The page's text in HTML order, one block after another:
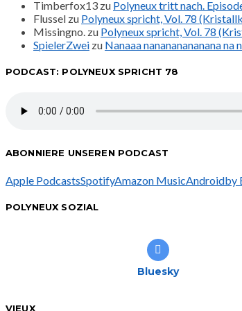
Timberfox13 zu Polyneux tritt nach.
Flussel zu Polyneux spricht, Vol. 78
Missingno. zu Polyneux spricht, Vol. 78
SpielerZwei zu Nanaaa nanananananana na
PODCAST: POLYNEUX SPRICHT 78
ABONNIERE UNSEREN PODCAST
Apple PodcastsSpotifyAmazon MusicAndroidby
POLYNEUX SOZIAL
Bluesky
VIEUX